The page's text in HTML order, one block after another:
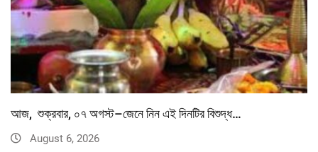
আজ, শুক্রবার, ০৭ অগস্ট–জেনে নিন এই দিনটির বিশুদ্ধ…
August 6, 2026